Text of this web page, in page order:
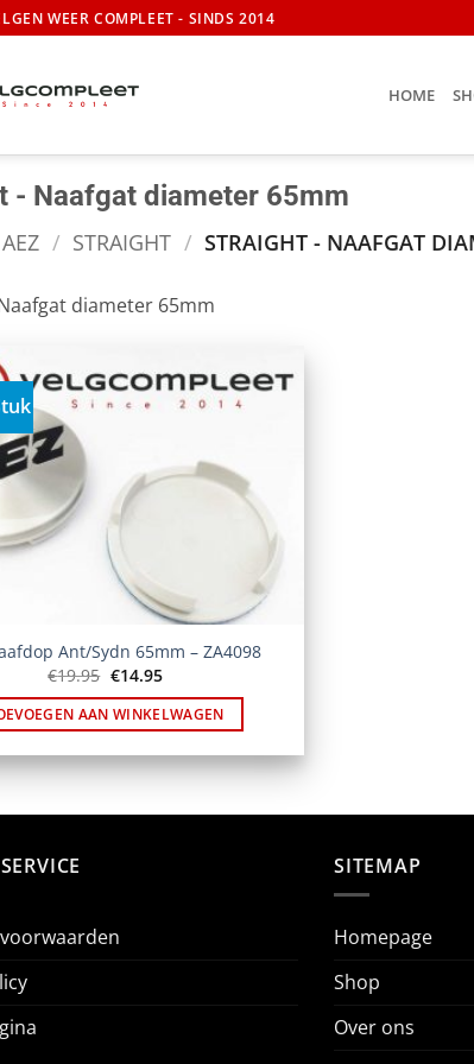
WEER COMPLEET - SINDS 2014
HOME
- Naafgat diameter 65mm
AEZ / STRAIGHT / STRAIGHT - NAAFGAT
diameter 65mm
Ant/Sydn 65mm – ZA4098
€19.95 Oorspronkelijke
was:
€19.95.
€14.95Huidige
is:
€14.95.
AAN WINKELWAGEN
SITEMAP
Homepage
Shop
Over ons